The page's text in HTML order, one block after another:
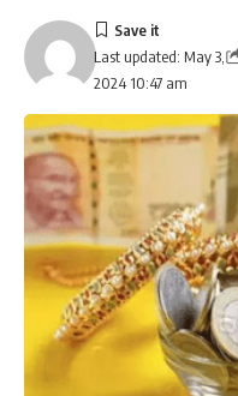
Last updated: May 3,
2024 10:47 am